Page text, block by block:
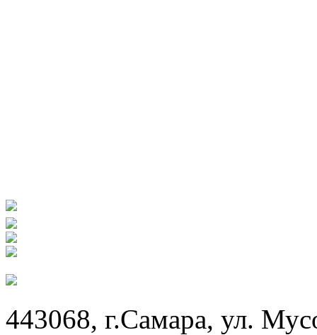
443068, г.Самара, ул.